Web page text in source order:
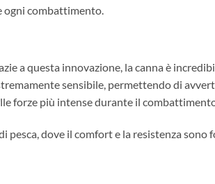
ogni combattimento.
a questa innovazione, la canna è
sensibile, permettendo di
forze più intense durante il
pesca, dove il comfort e la resistenza sono